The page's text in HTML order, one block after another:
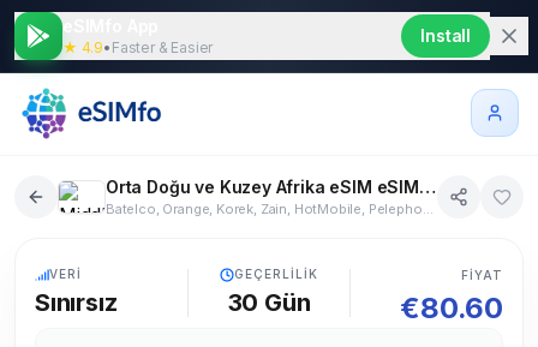
★ 4.9• Faster & Easier
Install
Orta Doğu ve Kuzey Afrika eSIM eSIM Sınırsız 30 gün
Batelco, Orange, Korek, Zain, HotMobile, Pelephone, Orange, Zain, Zain, Meditel, Omantel, Jawwal, Ooredoo, Vodafone, ZAIN, Orange, Etisalat
VERI
Sınırsız
GEÇERLILIK
30 Gün
FIYAT
€80.60